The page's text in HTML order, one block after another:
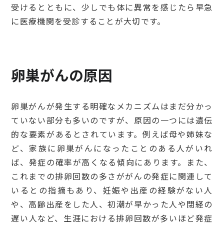
受けるとともに、少しでも体に異常を感じたら早急
に医療機関を受診することが大切です。
卵巣がんの原因
卵巣がんが発生する明確なメカニズムはまだ分かっ
ていない部分も多いのですが、原因の一つには遺伝
的な要素があるとされています。例えば母や姉妹な
ど、家族に卵巣がんになったことのある人がいれ
ば、発症の確率が高くなる傾向にあります。また、
これまでの排卵回数の多さががんの発症に関連して
いるとの指摘もあり、妊娠や出産の経験がない人
や、高齢出産をした人、初潮が早かった人や閉経の
遅い人など、生涯における排卵回数が多いほど発症